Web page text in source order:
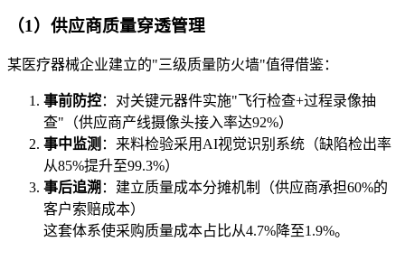
（1）供应商质量穿透管理
某医疗器械企业建立的"三级质量防火墙"值得借鉴：
事前防控：对关键元器件实施"飞行检查+过程录像抽
查"（供应商产线摄像头接入率达92%）
事中监测 ：来料检验采用AI视觉识别系统（缺陷检出率
从85%提升至99.3%）
事后追溯 ：建立质量成本分摊机制（供应商承担60%的
客户索赔成本）
这套体系使采购质量成本占比从4.7%降至1.9%。